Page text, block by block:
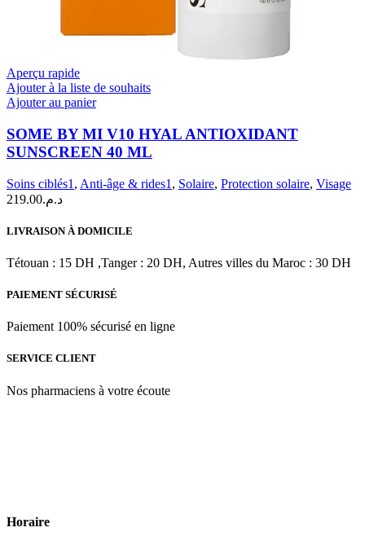
Aperçu rapide
Ajouter à la liste de souhaits
Ajouter au panier
SOME BY MI V10 HYAL ANTIOXIDANT
SUNSCREEN 40 ML
Soins ciblés1 , Anti-âge & rides1 , Solaire, Protection solaire, Visage
د.م.219.00
LIVRAISON À DOMICILE
Tétouan : 15 DH ,Tanger : 20 DH, Autres villes du Maroc : 30 DH
PAIEMENT SÉCURISÉ
Paiement 100% sécurisé en ligne
SERVICE CLIENT
Nos pharmaciens à votre écoute
Horaire